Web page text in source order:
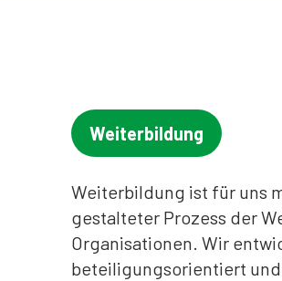
Weiterbildung
Weiterbildung ist für uns
gestalteter Prozess der
Organisationen. Wir
beteiligungsorientiert